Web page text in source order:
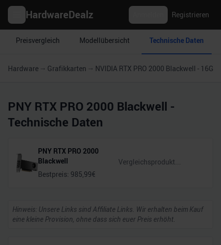
HardwareDealz Registrieren
Preisvergleich Modellübersicht Technische Daten
Hardware Grafikkarten NVIDIA RTX PRO 2000 Blackwell - 16GB
PNY RTX PRO 2000 Blackwell -
Technische Daten
PNY RTX PRO 2000
Blackwell
Bestpreis: 985,99€
Hinweis: Unsere Links sind Affiliate Links. Wir erhalten beim Kauf
eine kleine Provision, ohne dass sich euer Preis erhöht.